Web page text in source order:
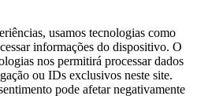
usamos tecnologias como
informações do dispositivo. O
nos permitirá processar dados
ou IDs exclusivos neste site.
pode afetar negativamente